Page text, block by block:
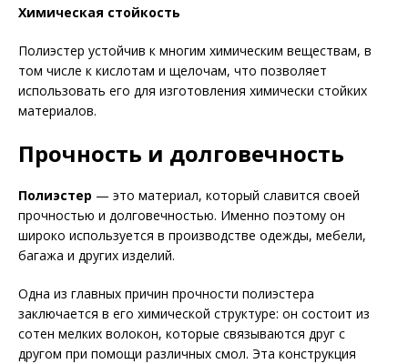
Химическая стойкость
Полиэстер устойчив к многим химическим веществам, в
том числе к кислотам и щелочам, что позволяет
использовать его для изготовления химически стойких
материалов.
Прочность и долговечность
Полиэстер — это материал, который славится своей
прочностью и долговечностью. Именно поэтому он
широко используется в производстве одежды, мебели,
багажа и других изделий.
Одна из главных причин прочности полиэстера
заключается в его химической структуре: он состоит из
сотен мелких волокон, которые связываются друг с
другом при помощи различных смол. Эта конструкция